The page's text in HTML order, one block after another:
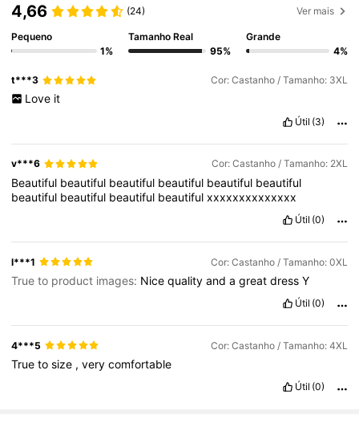
4,66 (24) Ver mais
Pequeno
1%
Tamanho Real
95%
Grande
4%
t***3 Cor: Castanho / Tamanho: 3XL
Love it
Útil (3)
v***6 Cor: Castanho / Tamanho: 2XL
Beautiful beautiful beautiful beautiful beautiful beautiful
beautiful beautiful beautiful beautifulxxxxxxxxxxxxxx
Útil (0)
l***1 Cor: Castanho / Tamanho: 0XL
True to product images: NicequalityandagreatdressY
Útil (0)
4***5 Cor: Castanho / Tamanho: 4XL
Truetosize ,verycomfortable
Útil (0)